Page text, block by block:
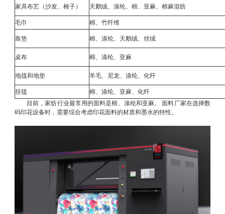
家具布艺（沙发、椅子） 天鹅绒、涤纶、棉、亚麻、棉麻混纺
毛巾 棉、竹纤维
靠垫 棉、涤纶、天鹅绒、丝绒
桌布 棉、涤纶、亚麻
地毯和地垫 羊毛、尼龙、涤纶、化纤
挂毯
棉、涤纶、亚麻、化纤
目前，家纺行业最常用的面料是棉、涤纶和亚麻。 面料厂家在选择数
码印花设备时，需要综合考虑印花面料的材质和墨水的特性。